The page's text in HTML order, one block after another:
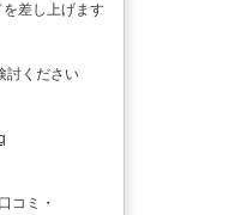
差し上げます
討ください
コミ・